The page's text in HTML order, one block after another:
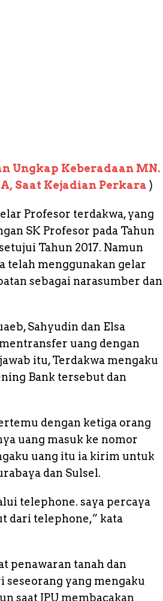
Ungkap Keberadaan MN.
Saat Kejadian Perkara )
Profesor terdakwa, yang
SK Profesor pada Tahun
Tahun 2017. Namun
telah menggunakan gelar
sebagai narasumber dan
Sahyudin dan Elsa
uang dengan
itu, Terdakwa mengaku
Bank tersebut dan
dengan ketiga orang
uang masuk ke nomor
uang itu ia kirim untuk
dan Sulsel.
telephone. saya percaya
dari telephone,” kata
penawaran tanah dan
yang mengaku
saat JPU membacakan